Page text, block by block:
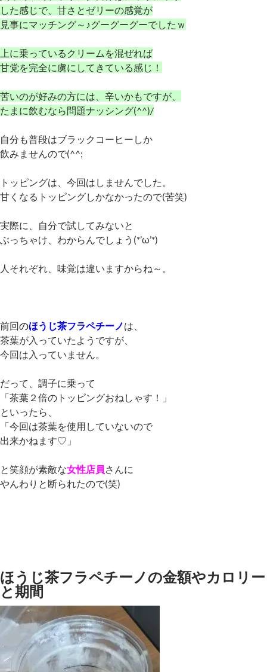
した感じで、甘さとゼリーの感覚が
見事にマッチング～♪グーグーグーでしたｗ
上に乗っているクリームを混ぜれば
甘党を完全に虜にしてきている感じ！
苦いのが好みの方には、辛いかもですが、
たまに飲むなら問題ナッシング(^^)/
自分も普段はブラックコーヒーしか
飲みませんので(^^;
トッピングは、今回はしませんでした。
甘くなるトッピングしかなかったので(苦笑)
実際に、自分で試してみないと
ぶっちゃけ、わからんでしょう(*’ω’*)
人それぞれ、味覚は違いますからね～。
前回のほうじ茶フラペチーノは、
茶葉が入っていたようですが、
今回は入っていません。
だって、調子に乗って
「茶葉２倍のトッピングおねしゃす！」
といったら、
「今回は茶葉を使用していないので
出来かねます♡」
と笑顔が素敵な女性店員さんに
やんわりと断られたので(笑)
ほうじ茶フラペチーノの金額やカロリー
と期間